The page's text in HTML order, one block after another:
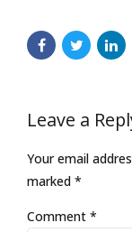
Leave a
Your email
marked *
Comment *